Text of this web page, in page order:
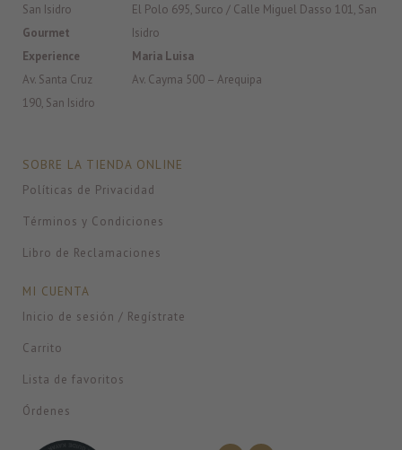
San Isidro
Gourmet
Experience
Av. Santa Cruz
190, San Isidro
El Polo 695, Surco / Calle Miguel Dasso 101, San
Isidro
Maria Luisa
Av. Cayma 500 – Arequipa
SOBRE LA TIENDA ONLINE
Políticas de Privacidad
Términos y Condiciones
Libro de Reclamaciones
MI CUENTA
Inicio de sesión / Regístrate
Carrito
Lista de favoritos
Órdenes